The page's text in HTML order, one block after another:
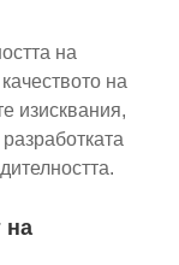
на
на
изисквания,
на